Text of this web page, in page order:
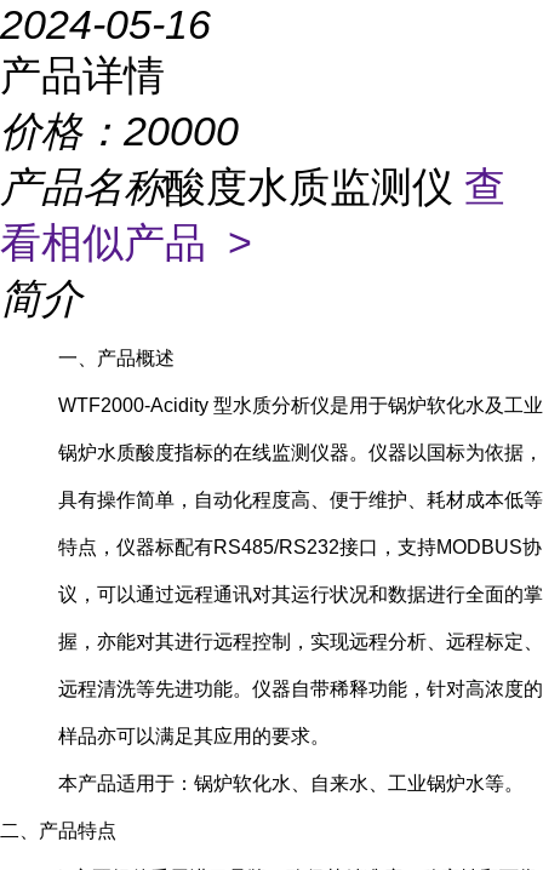
2024-05-16
产品详情
价格： 20000
产品名称酸度水质监测仪 查
看相似产品 >
简介
一、产品概述
WTF2000-Acidity 型水质分析仪是用于锅炉软化水及工业
锅炉水质酸度指标的在线监测仪器。仪器以国标为依据，
具有操作简单，自动化程度高、便于维护、耗材成本低等
特点，仪器标配有RS485/RS232接口，支持MODBUS协
议，可以通过远程通讯对其运行状况和数据进行全面的掌
握，亦能对其进行远程控制，实现远程分析、远程标定、
远程清洗等先进功能。仪器自带稀释功能，针对高浓度的
样品亦可以满足其应用的要求。
本产品适用于：锅炉软化水、自来水、工业锅炉水等。
二、产品特点